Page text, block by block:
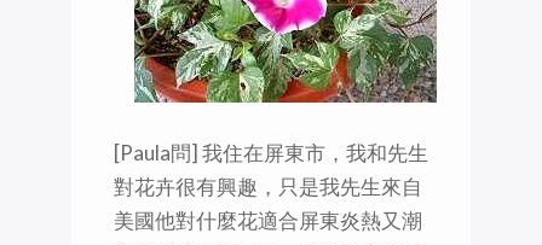
[Paula問] 我住在屏東市，我和先生
對花卉很有興趣，只是我先生來自
美國他對什麼花適合屏東炎熱又潮